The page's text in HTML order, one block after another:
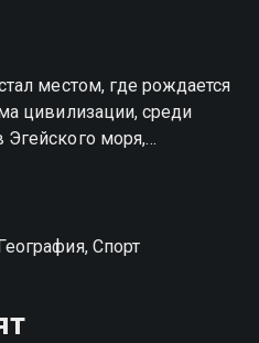
местом, где рождается
цивилизации, среди
моря,
уникальный
Спорт